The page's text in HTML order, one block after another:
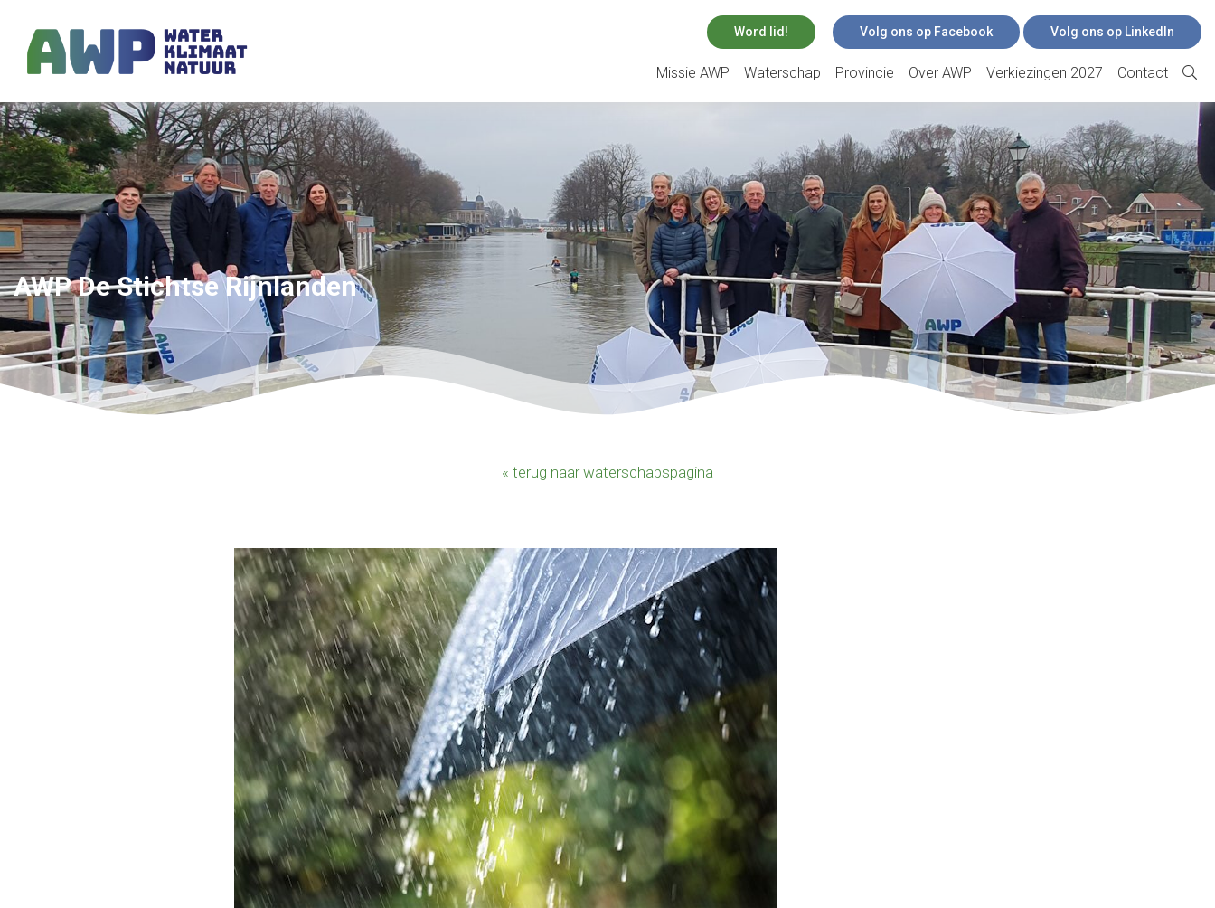
Word lid! Volg ons op Facebook Volg ons op LinkedIn
Missie AWP Waterschap Provincie Over AWP Verkiezingen 2027 Contact
AWP De Stichtse Rijnlanden
« terug naar waterschapspagina